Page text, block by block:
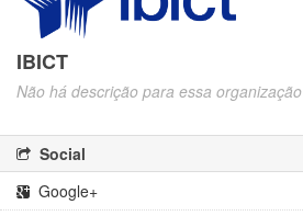
IBICT
Não há descrição para essa organização
Social
Google+